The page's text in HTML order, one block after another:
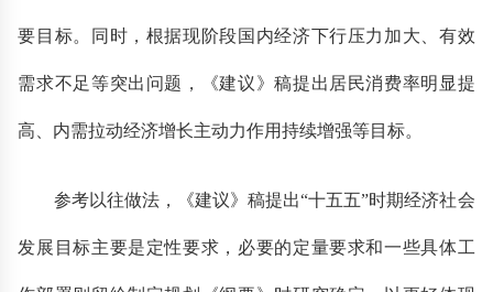
要目标。同时，根据现阶段国内经济下行压力加大、有效
需求不足等突出问题，《建议》稿提出居民消费率明显提
高、内需拉动经济增长主动力作用持续增强等目标。
参考以往做法，《建议》稿提出“十五五”时期经济社会
发展目标主要是定性要求，必要的定量要求和一些具体工